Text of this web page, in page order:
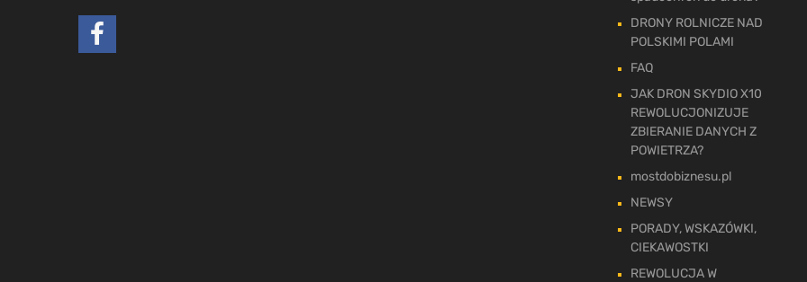
DRONY ROLNICZE NAD
POLSKIMI POLAMI
FAQ
JAK DRON SKYDIO X10
REWOLUCJONIZUJE
ZBIERANIE DANYCH Z
POWIETRZA?
mostdobiznesu.pl
NEWSY
PORADY, WSKAZÓWKI,
CIEKAWOSTKI
REWOLUCJA W